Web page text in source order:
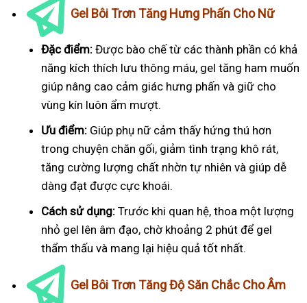
Gel Bôi Trơn Tăng Hưng Phấn Cho Nữ
Đặc điểm: Được bào chế từ các thành phần có khả
năng kích thích lưu thông máu, gel tăng ham muốn
giúp nâng cao cảm giác hưng phấn và giữ cho
vùng kín luôn ẩm mượt.
Ưu điểm: Giúp phụ nữ cảm thấy hứng thú hơn
trong chuyện chăn gối, giảm tình trạng khô rát,
tăng cường lượng chất nhờn tự nhiên và giúp dễ
dàng đạt được cực khoái.
Cách sử dụng: Trước khi quan hệ, thoa một lượng
nhỏ gel lên âm đạo, chờ khoảng 2 phút để gel
thẩm thấu và mang lại hiệu quả tốt nhất.
Gel Bôi Trơn Tăng Độ Săn Chắc Cho Âm